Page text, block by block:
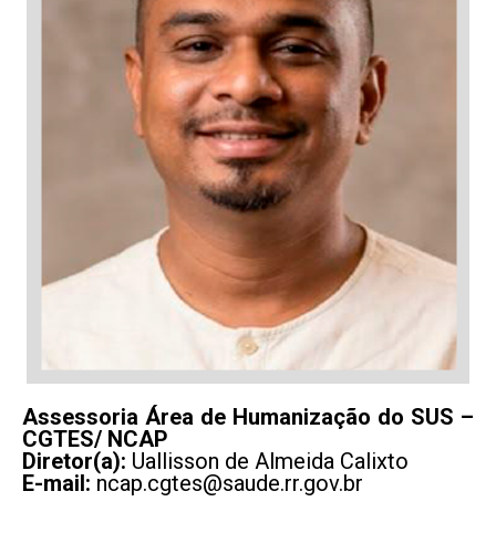
Assessoria Área de Humanização do SUS –
CGTES/ NCAP
Diretor(a): Uallisson de Almeida Calixto
E-mail: ncap.cgtes@saude.rr.gov.br